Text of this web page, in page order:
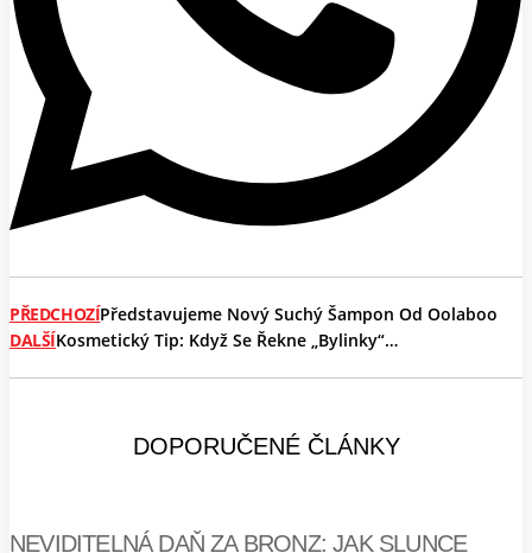
PŘEDCHOZÍPředstavujeme Nový Suchý Šampon Od Oolaboo
DALŠÍKosmetický Tip: Když Se Řekne „bylinky“…
DOPORUČENÉ ČLÁNKY
NEVIDITELNÁ DAŇ ZA BRONZ: JAK SLUNCE